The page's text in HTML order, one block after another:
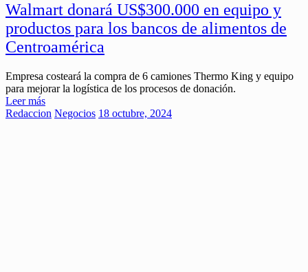
Walmart donará US$300.000 en equipo y
productos para los bancos de alimentos de
Centroamérica
Empresa costeará la compra de 6 camiones Thermo King y equipo
para mejorar la logística de los procesos de donación.
Leer más
Redaccion Negocios 18 octubre, 2024